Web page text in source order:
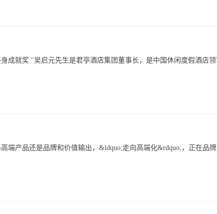
成就奖 "吴启元先生是君亭酒店集团董事长，是中国休闲度假酒店领
端产品还是品牌和价值输出，&ldquo;走向高端化&rdquo;，正在品